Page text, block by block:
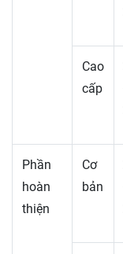
Cao
cấp
Phần
hoàn
thiện
Cơ
bản